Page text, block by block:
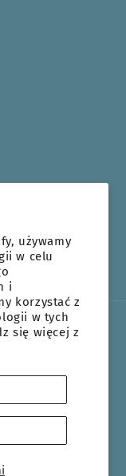
używamy
w celu
i
korzystać z
w tych
się więcej z
Polityka prywatności